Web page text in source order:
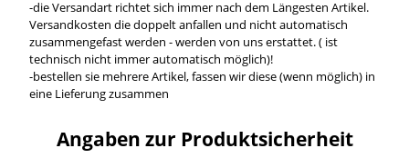
-die Versandart richtet sich immer nach dem Längesten Artikel.
Versandkosten die doppelt anfallen und nicht automatisch
zusammengefast werden - werden von uns erstattet. ( ist
technisch nicht immer automatisch möglich)!
-bestellen sie mehrere Artikel, fassen wir diese (wenn möglich) in
eine Lieferung zusammen
Angaben zur Produktsicherheit